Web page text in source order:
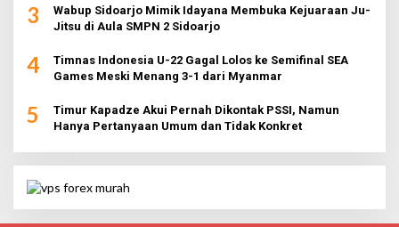
3
Wabup Sidoarjo Mimik Idayana Membuka Kejuaraan Ju-
Jitsu di Aula SMPN 2 Sidoarjo
4
Timnas Indonesia U-22 Gagal Lolos ke Semifinal SEA
Games Meski Menang 3-1 dari Myanmar
5
Timur Kapadze Akui Pernah Dikontak PSSI, Namun
Hanya Pertanyaan Umum dan Tidak Konkret